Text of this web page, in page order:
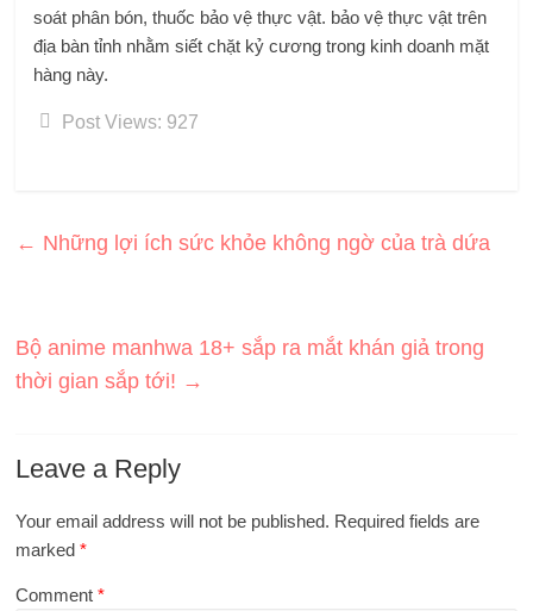
soát phân bón, thuốc bảo vệ thực vật. bảo vệ thực vật trên
địa bàn tỉnh nhằm siết chặt kỷ cương trong kinh doanh mặt
hàng này.
Post Views: 927
← Những lợi ích sức khỏe không ngờ của trà dứa
Bộ anime manhwa 18+ sắp ra mắt khán giả trong
thời gian sắp tới! →
Leave a Reply
Your email address will not be published. Required fields are
marked*
Comment*